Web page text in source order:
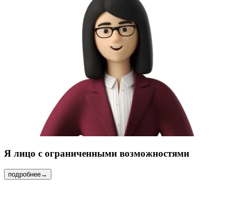
Я лицо с ограниченными возможностями
подробнее→